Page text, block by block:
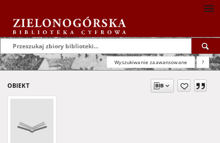
Wyszukiwanie zaawansowane ?
OBIEKT